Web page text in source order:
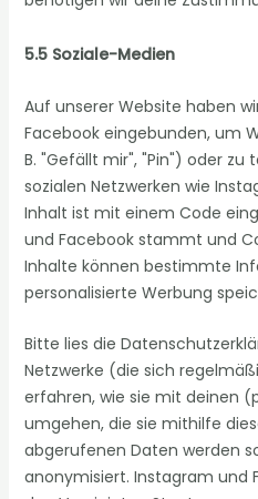
5.5 Soziale-Medien
Auf unserer Website haben
Facebook eingebunden, um
B. "Gefällt mir", "Pin") oder zu
sozialen Netzwerken wie
Inhalt ist mit einem Code
und Facebook stammt und
Inhalte können bestimmte
personalisierte Werbung
Bitte lies die
Netzwerke (die sich
erfahren, wie sie mit deinen
umgehen, die sie mithilfe
abgerufenen Daten werden
anonymisiert. Instagram und